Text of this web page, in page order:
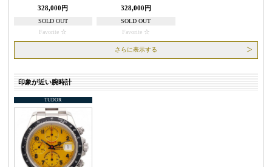
328,000円
SOLD OUT
Favorite
328,000円
SOLD OUT
Favorite
さらに表示する
印象が近い腕時計
TUDOR